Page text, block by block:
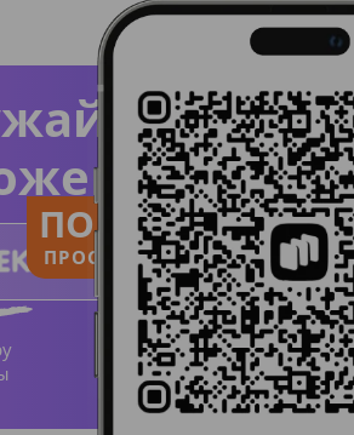
ПОЛЬЗУЙСЯ
ПРОСТО И ПОНЯТНО